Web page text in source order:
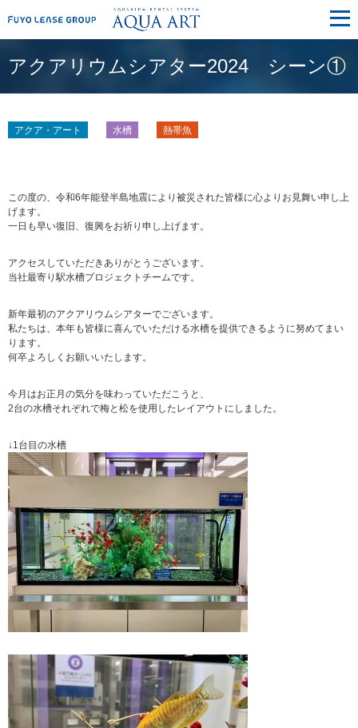
メ
ニ
ュ
ー
アクアリウムシアター2024 シーン①
アクア・アート 水槽 熱帯魚
この度の、令和6年能登半島地震により被災された皆様に心よりお見舞い申し上
げます。
一日も早い復旧、復興をお祈り申し上げます。
アクセスしていただきありがとうございます。
当社最寄り駅水槽プロジェクトチームです。
新年最初のアクアリウムシアターでございます。
私たちは、本年も皆様に喜んでいただける水槽を提供できるように努めてまい
ります。
何卒よろしくお願いいたします。
今月はお正月の気分を味わっていただこうと、
2台の水槽それぞれで梅と松を使用したレイアウトにしました。
↓1台目の水槽